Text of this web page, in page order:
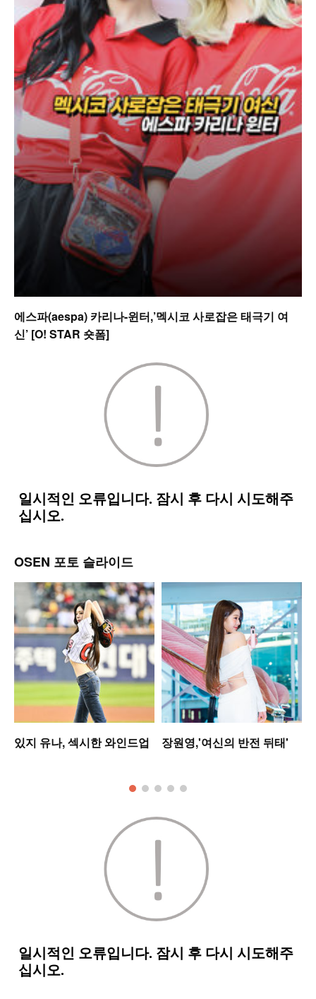
에스파(aespa) 카리나-윈터,’멕시코 사로잡은 태극기 여
신’ [O! STAR 숏폼]
OSEN 포토 슬라이드
있지 유나, 섹시한 와인드업 장원영,'여신의 반전 뒤태'